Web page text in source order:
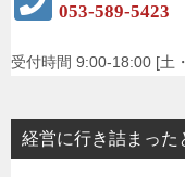
053-589-5423
受付時間 9:00-18:00 [土
経営に行き詰まった